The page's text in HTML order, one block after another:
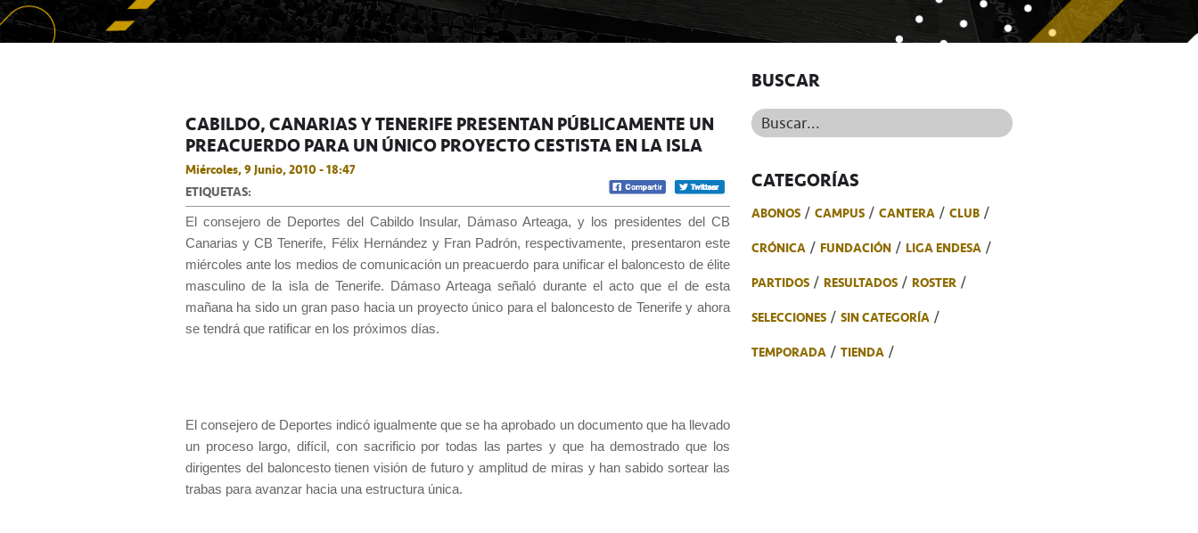
CABILDO, CANARIAS Y TENERIFE PRESENTAN PÚBLICAMENTE UN
PREACUERDO PARA UN ÚNICO PROYECTO CESTISTA EN LA ISLA
Miércoles, 9 Junio, 2010 - 18:47
ETIQUETAS:
El consejero de Deportes del Cabildo Insular, Dámaso Arteaga, y los presidentes del CB
Canarias y CB Tenerife, Félix Hernández y Fran Padrón, respectivamente, presentaron este
miércoles ante los medios de comunicación un preacuerdo para unificar el baloncesto de élite
masculino de la isla de Tenerife. Dámaso Arteaga señaló durante el acto que el de esta
mañana ha sido un gran paso hacia un proyecto único para el baloncesto de Tenerife y ahora
se tendrá que ratificar en los próximos días.
El consejero de Deportes indicó igualmente que se ha aprobado un documento que ha llevado
un proceso largo, difícil, con sacrificio por todas las partes y que ha demostrado que los
dirigentes del baloncesto tienen visión de futuro y amplitud de miras y han sabido sortear las
trabas para avanzar hacia una estructura única.
BUSCAR
Buscar...
CATEGORÍAS
ABONOS CAMPUS CANTERA
CLUB
CRÓNICA
FUNDACIÓN
LIGA ENDESA
PARTIDOS
RESULTADOS
ROSTER
SELECCIONES
SIN CATEGORÍA
TEMPORADA
TIENDA